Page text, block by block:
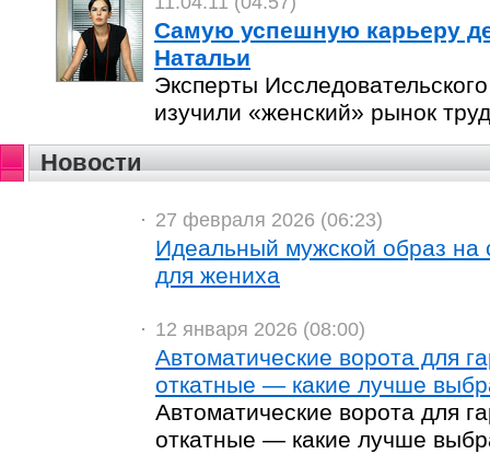
Самую успешную карьеру
Натальи
Эксперты
изучили «женский» рынок
Новости
27 февраля 2026 (06:23)
Идеальный мужской образ на
для жениха
12 января 2026 (08:00)
Автоматические ворота для
откатные — какие лучше
Автоматические ворота для
откатные — какие лучше